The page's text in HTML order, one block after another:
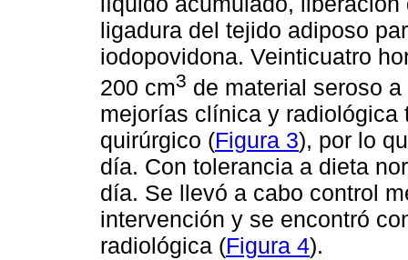
ligadura del tejido adiposo
iodopovidona. Veinticuatro
200 cm3 de material seroso
mejorías clínica y
quirúrgico (Figura 3), por lo
día. Con tolerancia a dieta
día. Se llevó a cabo control
intervención y se encontró
radiológica (Figura 4).